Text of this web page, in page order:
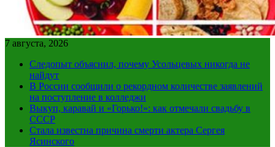
7 августа, 2026
Следопыт объяснил, почему Усольцевых никогда не
найдут
В России сообщили о рекордном количестве заявлений
на поступление в колледжи
Выкуп, каравай и «Горько!»: как отмечали свадьбу в
СССР
Стала известна причина смерти актера Сергея
Ясинского